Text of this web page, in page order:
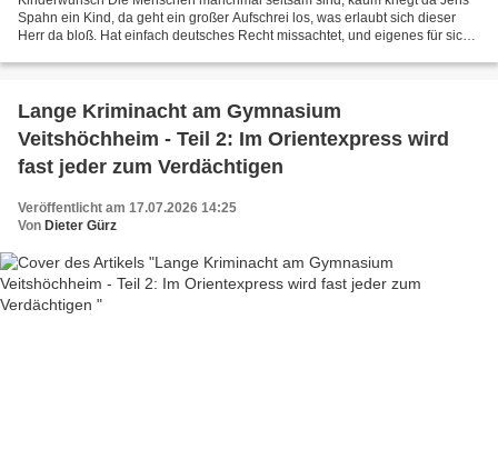
Spahn ein Kind, da geht ein großer Aufschrei los, was erlaubt sich dieser
Herr da bloß. Hat einfach deutsches Recht missachtet, und eigenes für sich
Lange Kriminacht am Gymnasium
Veitshöchheim - Teil 2: Im Orientexpress wird
fast jeder zum Verdächtigen
Veröffentlicht am 17.07.2026 14:25
Von Dieter Gürz